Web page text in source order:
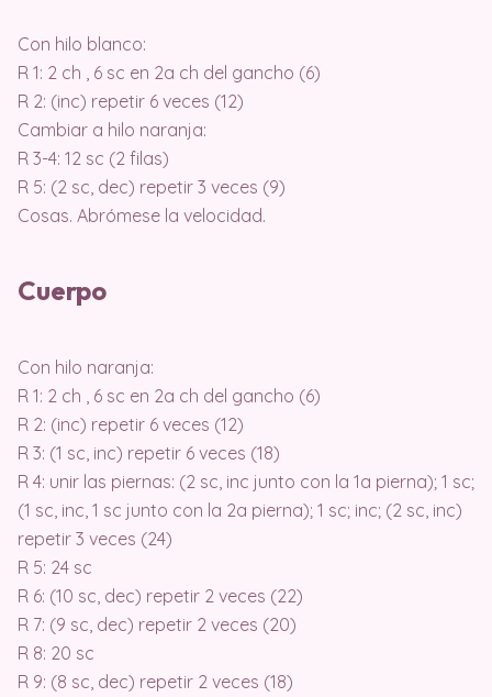
Con hilo blanco:
R 1: 2 ch , 6 sc en 2a ch del gancho (6)
R 2: (inc) repetir 6 veces (12)
Cambiar a hilo naranja:
R 3-4: 12 sc (2 filas)
R 5: (2 sc, dec) repetir 3 veces (9)
Cosas. Abrómese la velocidad.
Cuerpo
Con hilo naranja:
R 1: 2 ch , 6 sc en 2a ch del gancho (6)
R 2: (inc) repetir 6 veces (12)
R 3: (1 sc, inc) repetir 6 veces (18)
R 4: unir las piernas: (2 sc, inc junto con la 1a pierna); 1 sc;
(1 sc, inc, 1 sc junto con la 2a pierna); 1 sc; inc; (2 sc, inc)
repetir 3 veces (24)
R 5: 24 sc
R 6: (10 sc, dec) repetir 2 veces (22)
R 7: (9 sc, dec) repetir 2 veces (20)
R 8: 20 sc
R 9: (8 sc, dec) repetir 2 veces (18)